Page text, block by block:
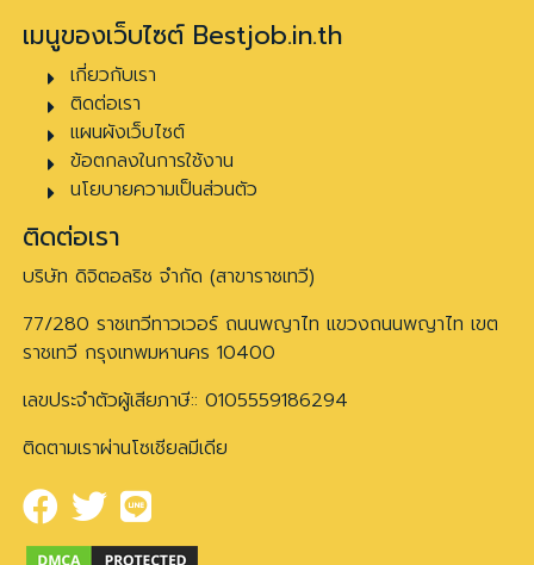
เมนูของเว็บไซต์ Bestjob.in.th
เกี่ยวกับเรา
ติดต่อเรา
แผนผังเว็บไซต์
ข้อตกลงในการใช้งาน
นโยบายความเป็นส่วนตัว
ติดต่อเรา
บริษัท ดิจิตอลริช จำกัด (สาขาราชเทวี)
77/280 ราชเทวีทาวเวอร์ ถนนพญาไท แขวงถนนพญาไท เขต
ราชเทวี กรุงเทพมหานคร 10400
เลขประจำตัวผู้เสียภาษี:: 0105559186294
ติดตามเราผ่านโซเชียลมีเดีย